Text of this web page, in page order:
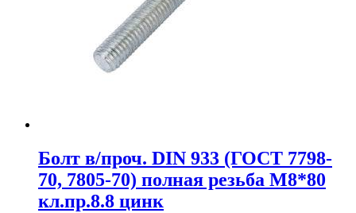
Болт в/проч. DIN 933 (ГОСТ 7798-
70, 7805-70) полная резьба М8*80
кл.пр.8.8 цинк